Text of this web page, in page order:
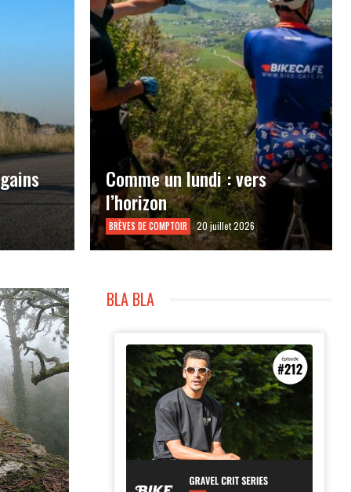
Comme un lundi : vers
l’horizon
BRÈVES DE COMPTOIR 20 juillet 2026
BLA BLA